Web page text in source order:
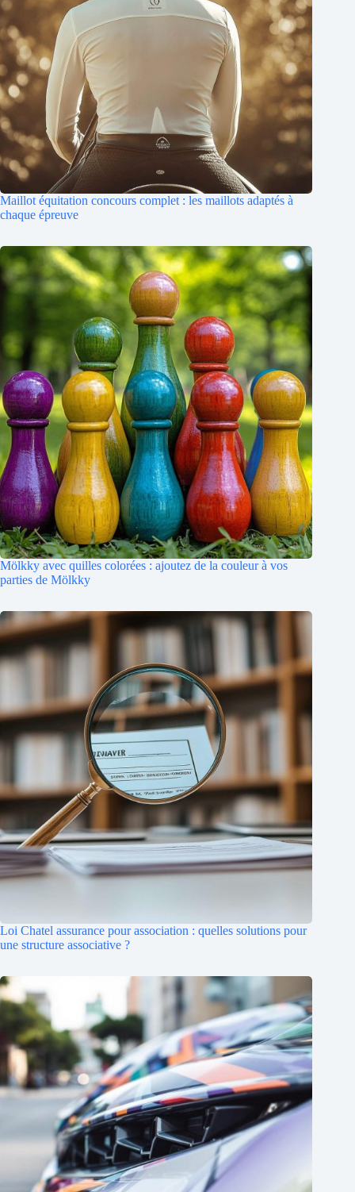
Maillot équitation concours complet : les maillots adaptés à
chaque épreuve
Mölkky avec quilles colorées : ajoutez de la couleur à vos
parties de Mölkky
Loi Chatel assurance pour association : quelles solutions pour
une structure associative ?